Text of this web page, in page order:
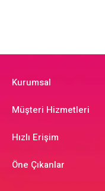
Kurumsal
Müşteri Hizmetleri
Hızlı Erişim
Öne Çıkanlar